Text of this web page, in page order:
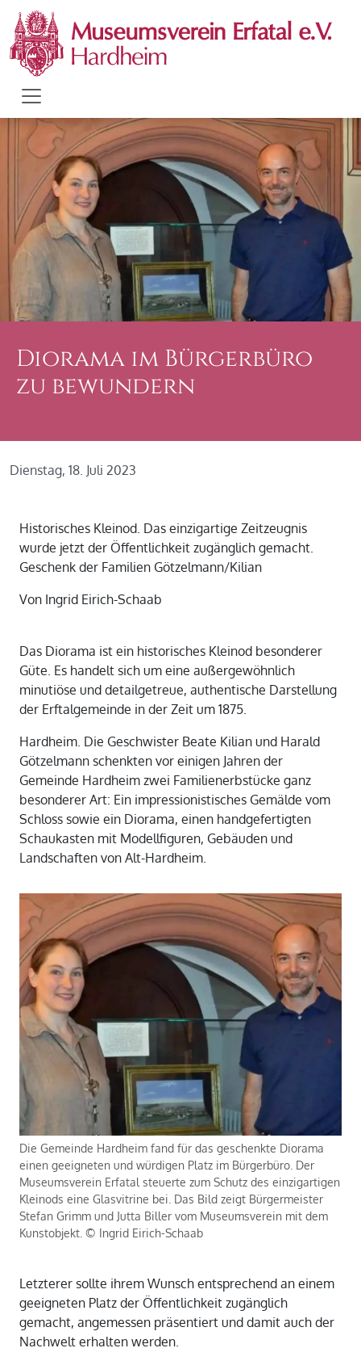
Diorama im Bürgerbüro
zu bewundern
Dienstag, 18. Juli 2023
Historisches Kleinod. Das einzigartige Zeitzeugnis
wurde jetzt der Öffentlichkeit zugänglich gemacht.
Geschenk der Familien Götzelmann/Kilian
Von Ingrid Eirich-Schaab
Das Diorama ist ein historisches Kleinod besonderer
Güte. Es handelt sich um eine außergewöhnlich
minutiöse und detailgetreue, authentische Darstellung
der Erftalgemeinde in der Zeit um 1875.
Hardheim. Die Geschwister Beate Kilian und Harald
Götzelmann schenkten vor einigen Jahren der
Gemeinde Hardheim zwei Familienerbstücke ganz
besonderer Art: Ein impressionistisches Gemälde vom
Schloss sowie ein Diorama, einen handgefertigten
Schaukasten mit Modellfiguren, Gebäuden und
Landschaften von Alt-Hardheim.
Die Gemeinde Hardheim fand für das geschenkte Diorama
einen geeigneten und würdigen Platz im Bürgerbüro. Der
Museumsverein Erfatal steuerte zum Schutz des einzigartigen
Kleinods eine Glasvitrine bei. Das Bild zeigt Bürgermeister
Stefan Grimm und Jutta Biller vom Museumsverein mit dem
Kunstobjekt. © Ingrid Eirich-Schaab
Letzterer sollte ihrem Wunsch entsprechend an einem
geeigneten Platz der Öffentlichkeit zugänglich
gemacht, angemessen präsentiert und damit auch der
Nachwelt erhalten werden.